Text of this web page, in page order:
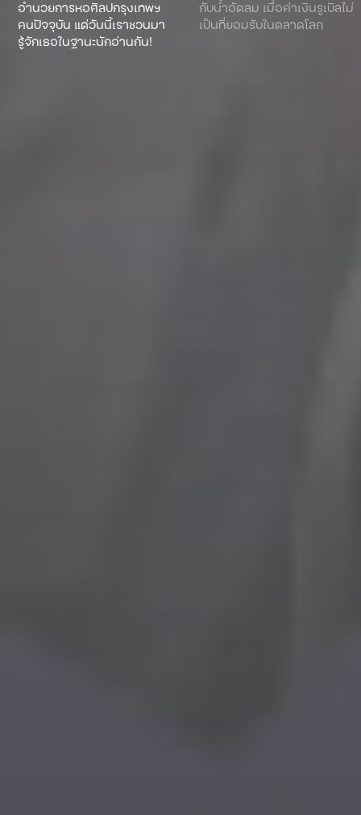
อำนวยการหอศิลปกรุงเทพฯ
คนปัจจุบัน แต่วันนี้เราชวนมา
รู้จักเธอในฐานะนักอ่านกัน!
กับน้ำอัดลม เมื่อค่าเงินรูเบิลไม่
เป็นที่ยอมรับในตลาดโลก